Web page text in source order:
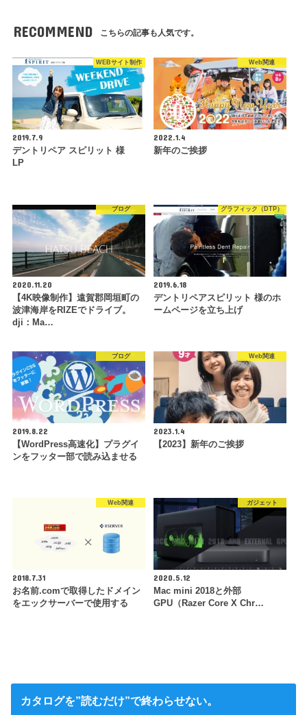
RECOMMEND こちらの記事も人気です。
WEBサイト制作
2019.7.9
デントリペア スピリット 様
LP
Web関連
2022.1.4
新年のご挨拶
ブログ
2020.11.20
【4K映像制作】遠賀郡岡垣町の
波津海岸をRIZEでドライブ。
dji：Ma…
グラフィック（DTP）
2019.6.18
デントリペアスピリット 様のホ
ームページを立ち上げ
ブログ
2019.8.22
【WordPress高速化】プラグイ
ンをフッター部で読み込ませる
Web関連
2023.1.4
【2023】新年のご挨拶
Web関連
2018.7.31
お名前.comで取得したドメイン
をエックサーバーで使用する
ガジェット
2020.5.12
Mac mini 2018と外部
GPU（Razer Core X Chr…
カタログを”読むだけ”で終わらせない。